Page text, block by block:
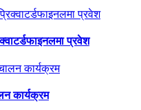
प्रवेश
कार्यक्रम